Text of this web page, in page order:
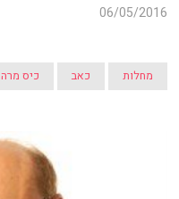
06/05/2016
מחלות כאב כיס מרה